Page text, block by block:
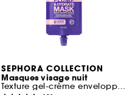
SEPHORA COLLECTION
Masques visage nuit
Texture gel-crème enveloppante hydratante